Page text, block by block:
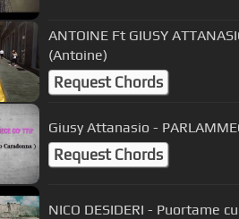
ANTOINE Ft GIUSY
(Antoine)
Request Chords
Giusy Attanasio -
Request Chords
NICO DESIDERI - Puortame